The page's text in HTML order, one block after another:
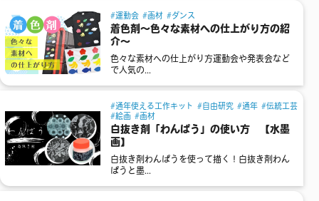
運動会 画材 ダンス
着色剤～色々な素材への仕上がり方の紹
介～
色々な素材への仕上がり方運動会や発表会など
で人気の...
通年使える工作キット 自由研究 通年
伝統工芸
絵画
画材
白抜き剤「わんぱう」の使い方 【水墨
画】
白抜き剤わんぱうを使って描く！白抜き剤わん
ぱうと墨...